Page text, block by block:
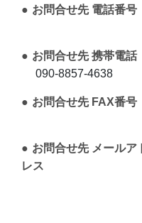
お問合せ先 電話番号
お問合せ先 携帯電話
090-8857-4638
お問合せ先 FAX番号
お問合せ先 メールア
レス